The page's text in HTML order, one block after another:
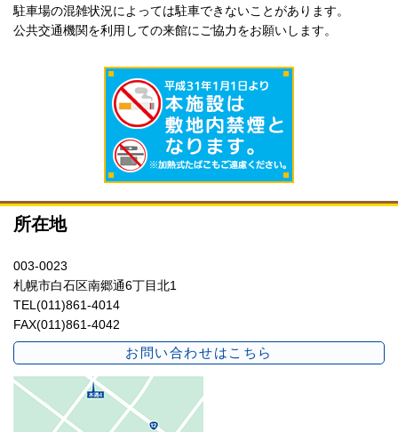
駐車場の混雑状況によっては駐車できないことがあります。
公共交通機関を利用しての来館にご協力をお願いします。
所在地
003-0023
札幌市白石区南郷通6丁目北1
TEL(011)861-4014
FAX(011)861-4042
お問い合わせはこちら